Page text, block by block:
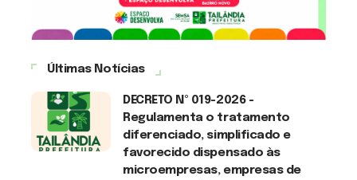
Últimas Notícias
DECRETO Nº 019-2026 -
Regulamenta o tratamento
diferenciado, simplificado e
favorecido dispensado às
microempresas, empresas de